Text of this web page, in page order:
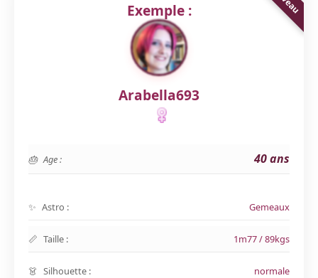
Exemple :
Arabella693
Age : 40 ans
Astro : Gemeaux
Taille : 1m77 / 89kgs
Silhouette : normale